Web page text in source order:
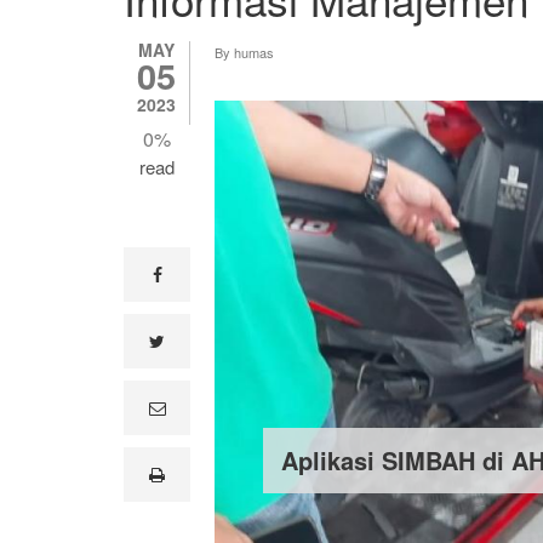
MAY
05
2023
0%
read
facebook
e
lprint
By humas
Aplikasi SIMBAH di